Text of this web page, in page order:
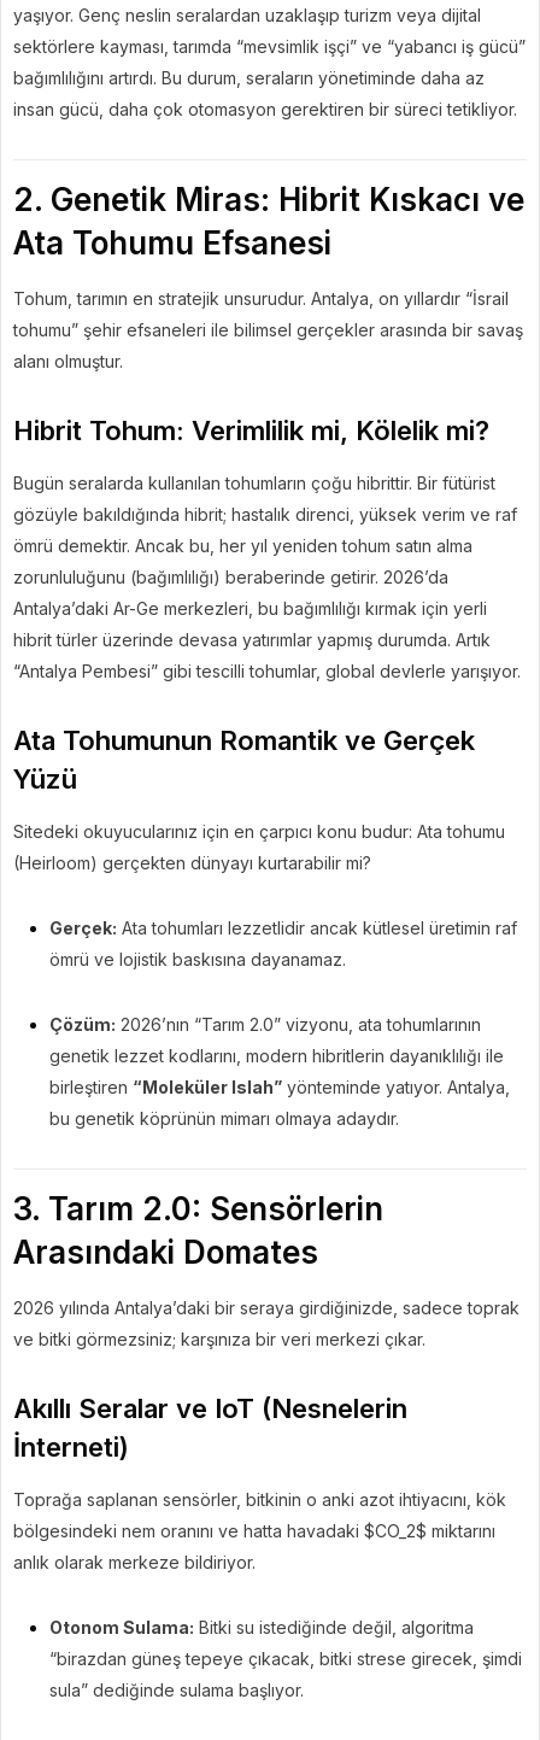
yaşıyor. Genç neslin seralardan uzaklaşıp turizm veya dijital
sektörlere kayması, tarımda “mevsimlik işçi” ve “yabancı iş gücü”
bağımlılığını artırdı. Bu durum, seraların yönetiminde daha az
insan gücü, daha çok otomasyon gerektiren bir süreci tetikliyor.
2. Genetik Miras: Hibrit Kıskacı ve
Ata Tohumu Efsanesi
Tohum, tarımın en stratejik unsurudur. Antalya, on yıllardır “İsrail
tohumu” şehir efsaneleri ile bilimsel gerçekler arasında bir savaş
alanı olmuştur.
Hibrit Tohum: Verimlilik mi, Kölelik mi?
Bugün seralarda kullanılan tohumların çoğu hibrittir. Bir fütürist
gözüyle bakıldığında hibrit; hastalık direnci, yüksek verim ve raf
ömrü demektir. Ancak bu, her yıl yeniden tohum satın alma
zorunluluğunu (bağımlılığı) beraberinde getirir. 2026’da
Antalya’daki Ar-Ge merkezleri, bu bağımlılığı kırmak için yerli
hibrit türler üzerinde devasa yatırımlar yapmış durumda. Artık
“Antalya Pembesi” gibi tescilli tohumlar, global devlerle yarışıyor.
Ata Tohumunun Romantik ve Gerçek
Yüzü
Sitedeki okuyucularınız için en çarpıcı konu budur: Ata tohumu
(Heirloom) gerçekten dünyayı kurtarabilir mi?
Gerçek: Ata tohumları lezzetlidir ancak kütlesel üretimin raf
ömrü ve lojistik baskısına dayanamaz.
Çözüm: 2026’nın “Tarım 2.0” vizyonu, ata tohumlarının
genetik lezzet kodlarını, modern hibritlerin dayanıklılığı ile
birleştiren “Moleküler Islah” yönteminde yatıyor. Antalya,
bu genetik köprünün mimarı olmaya adaydır.
3. Tarım 2.0: Sensörlerin
Arasındaki Domates
2026 yılında Antalya’daki bir seraya girdiğinizde, sadece toprak
ve bitki görmezsiniz; karşınıza bir veri merkezi çıkar.
Akıllı Seralar ve IoT (Nesnelerin
İnterneti)
Toprağa saplanan sensörler, bitkinin o anki azot ihtiyacını, kök
bölgesindeki nem oranını ve hatta havadaki $CO_2$ miktarını
anlık olarak merkeze bildiriyor.
Otonom Sulama: Bitki su istediğinde değil, algoritma
“birazdan güneş tepeye çıkacak, bitki strese girecek, şimdi
sula” dediğinde sulama başlıyor.